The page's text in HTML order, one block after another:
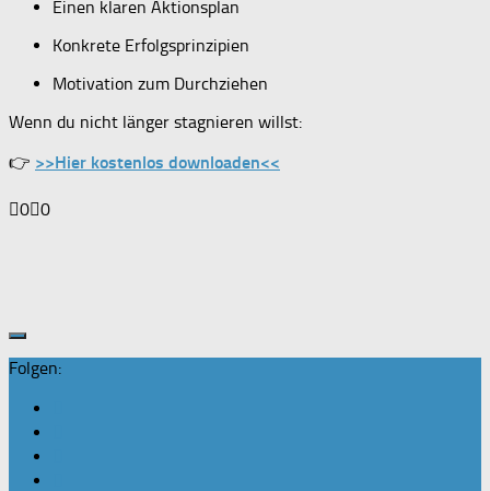
Einen klaren Aktionsplan
Konkrete Erfolgsprinzipien
Motivation zum Durchziehen
Wenn du nicht länger stagnieren willst:
👉 >>Hier kostenlos downloaden<<
Anklicken
0 Anklicken
0
Folgen: